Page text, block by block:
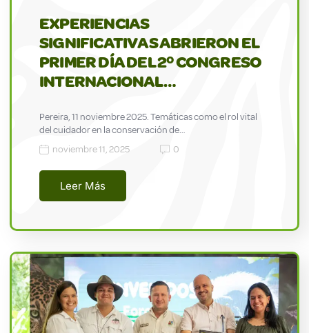
EXPERIENCIAS
SIGNIFICATIVAS ABRIERON EL
PRIMER DÍA DEL 2º CONGRESO
INTERNACIONAL…
Pereira, 11 noviembre 2025. Temáticas como el rol vital
del cuidador en la conservación de…
noviembre 11, 2025
0
Leer Más